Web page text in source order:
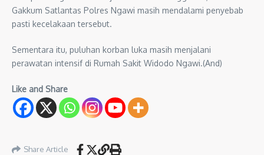
Gakkum Satlantas Polres Ngawi masih mendalami penyebab
pasti kecelakaan tersebut.
Sementara itu, puluhan korban luka masih menjalani
perawatan intensif di Rumah Sakit Widodo Ngawi.(And)
Like and Share
Share Article